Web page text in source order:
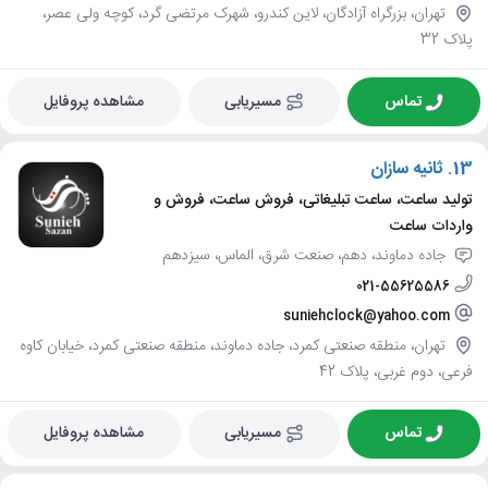
تهران، بزرگراه آزادگان، لاین کندرو، شهرک مرتضی گرد، کوچه ولی عصر،
پلاک 32
تماس مسیریابی مشاهده پروفایل
13. ثانیه سازان
تولید ساعت، ساعت تبلیغاتی، فروش ساعت، فروش و
واردات ساعت
جاده دماوند، دهم، صنعت شرق، الماس، سیزدهم
021-55625586
suniehclock@yahoo.com
تهران، منطقه صنعتی کمرد، جاده دماوند، منطقه صنعتی کمرد، خیابان کاوه
فرعی، دوم غربی، پلاک 42
تماس مسیریابی مشاهده پروفایل